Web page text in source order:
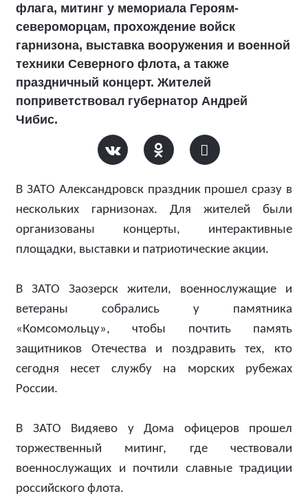
флага, митинг у мемориала Героям-
североморцам, прохождение войск
гарнизона, выставка вооружения и военной
техники Северного флота, а также
праздничный концерт. Жителей
поприветствовал губернатор Андрей
Чибис.
В ЗАТО Александровск праздник прошел сразу в
нескольких гарнизонах. Для жителей были
организованы концерты, интерактивные
площадки, выставки и патриотические акции.
В ЗАТО Заозерск жители, военнослужащие и
ветераны собрались у памятника
«Комсомольцу», чтобы почтить память
защитников Отечества и поздравить тех, кто
сегодня несет службу на морских рубежах
России.
В ЗАТО Видяево у Дома офицеров прошел
торжественный митинг, где чествовали
военнослужащих и почтили славные традиции
российского флота.